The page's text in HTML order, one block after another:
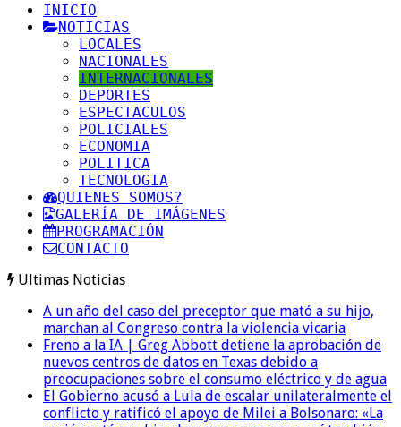
INICIO
NOTICIAS
LOCALES
NACIONALES
INTERNACIONALES
DEPORTES
ESPECTACULOS
POLICIALES
ECONOMIA
POLITICA
TECNOLOGIA
QUIENES SOMOS?
GALERÍA DE IMÁGENES
PROGRAMACIÓN
CONTACTO
Ultimas Noticias
A un año del caso del preceptor que mató a su hijo,
marchan al Congreso contra la violencia vicaria
Freno a la IA | Greg Abbott detiene la aprobación de
nuevos centros de datos en Texas debido a
preocupaciones sobre el consumo eléctrico y de agua
El Gobierno acusó a Lula de escalar unilateralmente el
conflicto y ratificó el apoyo de Milei a Bolsonaro: «La